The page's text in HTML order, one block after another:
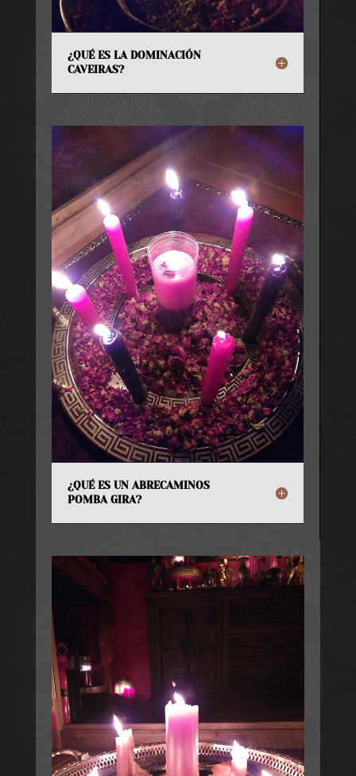
¿QUÉ ES LA DOMINACIÓN
CAVEIRAS?
¿QUÉ ES UN ABRECAMINOS
POMBA GIRA?